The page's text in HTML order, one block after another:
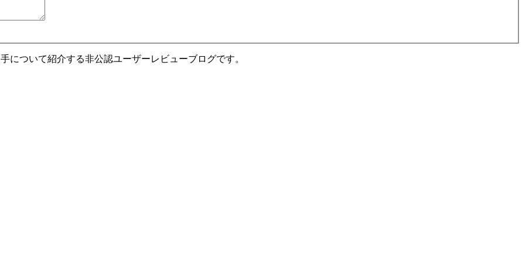
について紹介する非公認ユーザーレビューブログです。